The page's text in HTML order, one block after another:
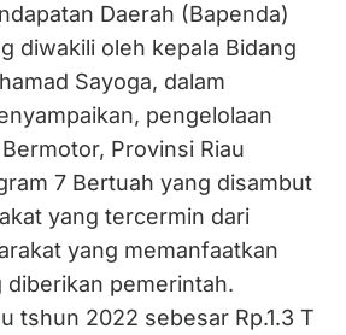
Daerah (Bapenda)
diwakili oleh kepala Bidang
Sayoga, dalam
pengelolaan
Provinsi Riau
7 Bertuah yang disambut
yang tercermin dari
yang memanfaatkan
diberikan pemerintah.
tshun 2022 sebesar Rp.1.3 T